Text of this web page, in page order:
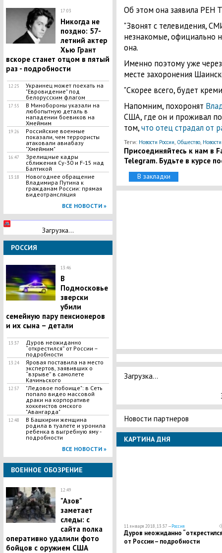
17:03
Никогда не
поздно: 57-
летний актер
Хью Грант
вскоре станет отцом в пятый
раз - подробности
12:25
Украинец может поехать на
"Евровидение" под
белорусским флагом
17:55
В Минобороны указали на
любопытную деталь в
нападении боевиков на
Хмеймим
19:26
Российские военные
показали, чем террористы
атаковали авиабазу
"Хмеймим"
16:47
Зрелищные кадры
сближения Су-30 и F-15 над
Балтикой
13:18
Новогоднее обращение
Владимира Путина к
гражданам России: прямая
видеотрансляция
ВСЕ НОВОСТИ »
Загрузка...
РОССИЯ
13:46
В
Подмосковье
зверски
убили
семейную пару пенсионеров
и их сына – детали
13:37
Дуров неожиданно
“открестился” от России –
подробности
13:24
Яровая поставила на место
экспертов, заявивших о
“взрыве” в самолете
Качиньского
12:57
"Ледовое побоище": в Сеть
попало видео массовой
драки на корпоративе
хоккеистов омского
"Авангарда"
12:48
В Башкирии женщина
родила в туалете и уронила
ребенка в выгребную яму -
подробности
ВСЕ НОВОСТИ »
ВОЕННОЕ ОБОЗРЕНИЕ
12:49
"Азов"
заметает
следы: с
сайта полка
оперативно удалили фото
бойцов с оружием США
Об этом она заявила РЕН
"Звонят с телевидения,
незнакомые, официально
она.
Именно поэтому уже
месте захоронения
"Скорее всего, будет
Напомним, похоронят
США, где он и проживал
том,что отец страдал от
Теги: Новости России, Общество,
Присоединяйтесь к нам в
Telegram. Будьте в курсе
В закладки
Загрузка...
Новости партнеров
КАРТИНА ДНЯ
11 января 2018, 13:37 —Россия
Дуров неожиданно
от России – подробности